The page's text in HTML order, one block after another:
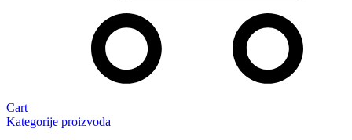
Cart
Kategorije proizvoda